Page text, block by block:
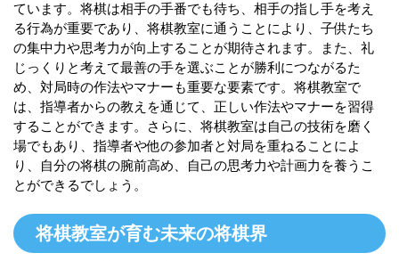
ています。将棋は相手の手番でも待ち、相手の指し手を考え
る行為が重要であり、将棋教室に通うことにより、子供たち
の集中力や思考力が向上することが期待されます。また、礼
じっくりと考えて最善の手を選ぶことが勝利につながるた
め、対局時の作法やマナーも重要な要素です。将棋教室で
は、指導者からの教えを通じて、正しい作法やマナーを習得
することができます。さらに、将棋教室は自己の技術を磨く
場でもあり、指導者や他の参加者と対局を重ねることによ
り、自分の将棋の腕前高め、自己の思考力や計画力を養うこ
とができるでしょう。
将棋教室が育む未来の将棋界